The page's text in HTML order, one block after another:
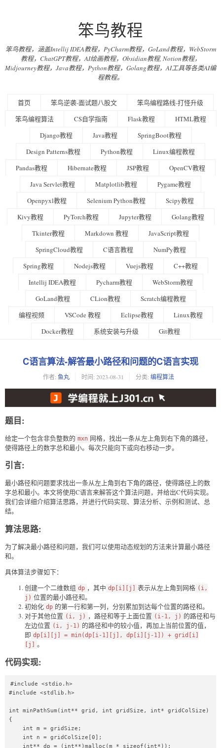
笨鸟教程
笨鸟教程，涵盖Intellij IDEA教程，PyCharm教程，GoLand教程，WebStorm
教程，ChatGPT教程，AI绘画教程，Obsidian教程, Notion教程，
Midjourney教程，Java教程，Python教程，Golang教程，AI工具等各类AI编
程教程。
首页 笨鸟逆袭-面试题八股文
笨鸟编程路线-打怪升级
笨鸟编程算法
CS自学指南 Flask教程
HTML教程
Django教程
Java教程
SpringBoot教程
Design Patterns教程
Python教程
Linux编程教程
Pandas教程
Hibernate教程 JSP教程
OpenCV教程
Java Servlet教程
Matplotlib教程
Pygame教程
Openpyxl教程
Selenium Python教程
Scipy教程
Kivy教程
PyTorch教程 Jupyter教程
Golang教程
Tkinter教程
Markdown 教程
JavaScript教程
SpringCloud教程
C语言教程
NumPy教程
Spring教程
Nodejs教程 Vuejs教程
C++教程
Intellij IDEA教程
Pycharm教程
WebStorm教程
GoLand教程
CLion教程
Scratch编程教程
编程视频
VSCode 教程 Eclipse教程
Linux教程
Docker教程
系统安装与升级 Git教程
C语言算法-解答最小路径和问题的C语言实现
作者: 鱼丸 时间: 2023-08-31 分类: 编程算法
题目:
给定一个包含非负整数的 mxn 网格，找出一条从左上角到右下角的路径，
使得路径上的数字总和最小。每次只能向下或向右移动一步。
引言:
最小路径和问题要求找出一条从左上角到右下角的路径，使得路径上的数
字总和最小。本文将使用C语言来解答这个算法问题，并给出C代码实现。
我们会详细介绍算法思路，并进行代码实现、算法分析、示例和测试、总
结。
算法思路:
为了解决最小路径和问题，我们可以使用动态规划的方法来计算最小路径
和。
具体算法步骤如下：
创建一个二维数组 dp ，其中 dp[i][j] 表示从左上角到网格 (i,
j) 位置的最小路径和。
初始化 dp 的第一行和第一列，分别累加到达每个位置的路径和。
对于其他位置 (i, j) ，路径和等于上面位置 (i-1, j) 的路径和与
左边位置 (i, j-1) 的路径和中的较小值，再加上当前位置的值，
即 dp[i][j] = min(dp[i-1][j], dp[i][j-1]) + grid[i]
[j]
。
代码实现:
#include <stdio.h>
#include <stdlib.h>
int minPathSum(int** grid, int gridSize, int* gridColSize)
{